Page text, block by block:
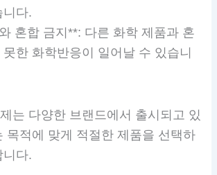
니다.
혼합 금지**: 다른 화학 제품과 혼
한 화학반응이 일어날 수 있습니
는 다양한 브랜드에서 출시되고 있
목적에 맞게 적절한 제품을 선택하
니다.